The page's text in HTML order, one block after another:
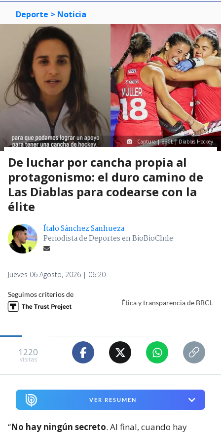
Deporte > Noticia
Captura | BBCL | Diablas Hockey
De luchar por cancha propia al
protagonismo: el duro camino de
Las Diablas para codearse con la
élite
Ítalo Sánchez Sanhueza
Periodista de Deportes en BioBioChile
Jueves 06 Agosto, 2026 | 06:20
Seguimos criterios de
Ética y transparencia de BBCL
1220
visitas
VER RESUMEN
“No hay ningún secreto. Al final, cuando hay